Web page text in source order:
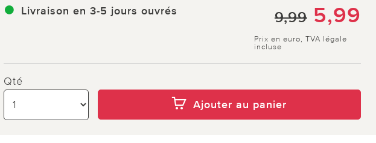
Livraison en 3-5 jours ouvrés 9,99 5,99
Prix en euro, TVA légale
incluse
Qté
Ajouter au panier